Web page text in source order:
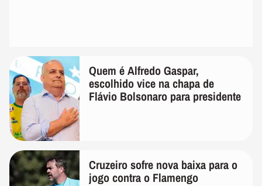
Quem é Alfredo Gaspar,
escolhido vice na chapa de
Flávio Bolsonaro para presidente
Cruzeiro sofre nova baixa para o
jogo contra o Flamengo